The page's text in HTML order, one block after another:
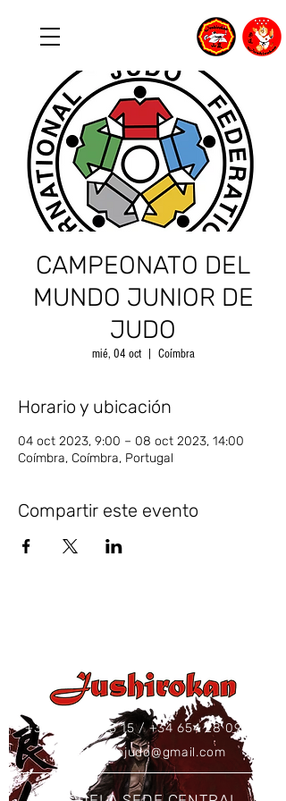
CAMPEONATO DEL
MUNDO JUNIOR DE
JUDO
mié, 04 oct
  |
Coímbra
Horario y ubicación
04 oct 2023, 9:00 – 08 oct 2023, 14:00
Coímbra, Coímbra, Portugal
Compartir este evento
+34 637 86 43 15/+34 654 28 09 73
jushirokanjudo@gmail.com